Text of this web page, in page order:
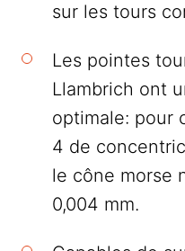
sur les tours
Les pointes
Llambrich ont
optimale: pour
4 de
le cône morse
0,004 mm.